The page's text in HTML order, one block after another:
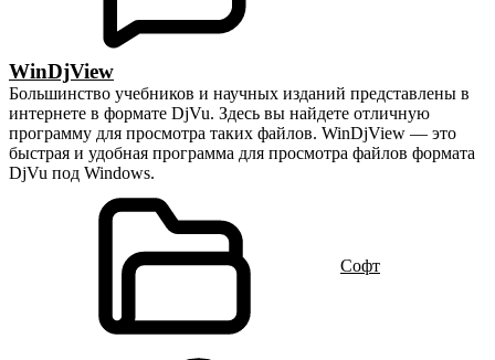
WinDjView
Большинство учебников и научных изданий представлены в
интернете в формате DjVu. Здесь вы найдете отличную
программу для просмотра таких файлов. WinDjView — это
быстрая и удобная программа для просмотра файлов формата
DjVu под Windows.
Cофт